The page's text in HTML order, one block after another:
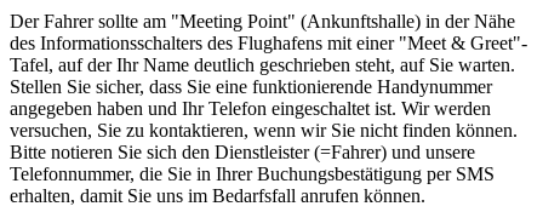
Der Fahrer sollte am "Meeting Point" (Ankunftshalle) in der Nähe
des Informationsschalters des Flughafens mit einer "Meet & Greet"-
Tafel, auf der Ihr Name deutlich geschrieben steht, auf Sie warten.
Stellen Sie sicher, dass Sie eine funktionierende Handynummer
angegeben haben und Ihr Telefon eingeschaltet ist. Wir werden
versuchen, Sie zu kontaktieren, wenn wir Sie nicht finden können.
Bitte notieren Sie sich den Dienstleister (=Fahrer) und unsere
Telefonnummer, die Sie in Ihrer Buchungsbestätigung per SMS
erhalten, damit Sie uns im Bedarfsfall anrufen können.